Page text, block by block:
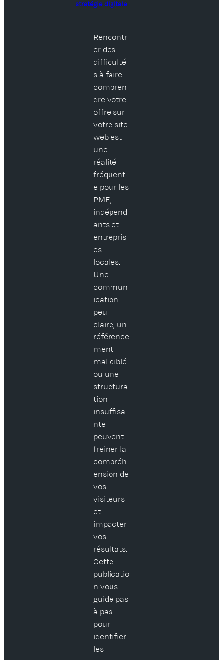
stratégie digitale
Rencontr
er des
difficulté
s à faire
compren
dre votre
offre sur
votre site
web est
une
réalité
fréquent
e pour les
PME,
indépend
ants et
entrepris
es
locales.
Une
commun
ication
peu
claire, un
référence
ment
mal ciblé
ou une
structura
tion
insuffisa
nte
peuvent
freiner la
compréh
ension de
vos
visiteurs
et
impacter
vos
résultats.
Cette
publicatio
n vous
guide pas
à pas
pour
identifier
les